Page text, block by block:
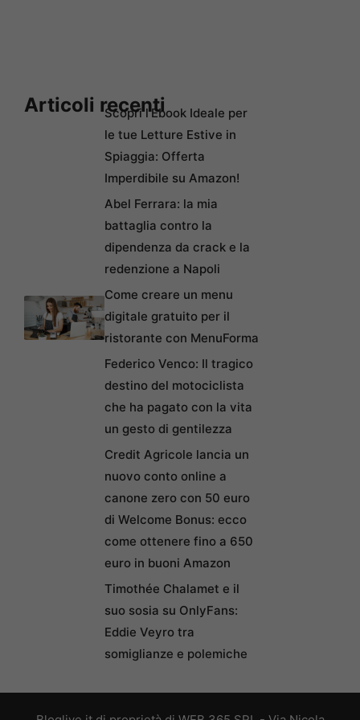
Articoli recentiScopri l’Ebook Ideale per
le tue Letture Estive in
Spiaggia: Offerta
Imperdibile su Amazon!
Abel Ferrara: la mia
battaglia contro la
dipendenza da crack e la
redenzione a Napoli
Come creare un menu
digitale gratuito per il
ristorante con MenuForma
Federico Venco: Il tragico
destino del motociclista
che ha pagato con la vita
un gesto di gentilezza
Credit Agricole lancia un
nuovo conto online a
canone zero con 50 euro
di Welcome Bonus: ecco
come ottenere fino a 650
euro in buoni Amazon
Timothée Chalamet e il
suo sosia su OnlyFans:
Eddie Veyro tra
somiglianze e polemiche